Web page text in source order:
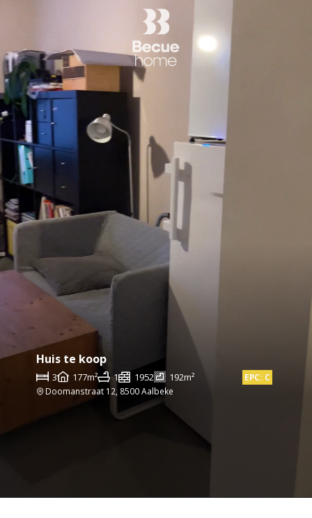
Huis te koop
3 177m² 1 1952 192m²
EPC: C
Doomanstraat 12, 8500 Aalbeke